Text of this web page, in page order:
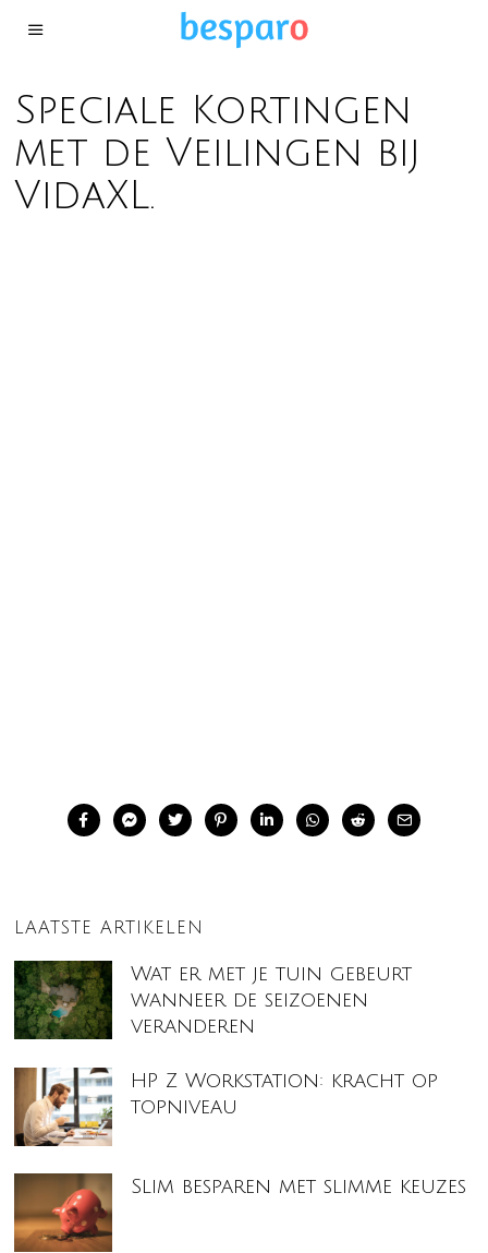
Speciale Kortingen
met de Veilingen bij
VidaXL.
LAATSTE ARTIKELEN
Wat er met je tuin gebeurt
wanneer de seizoenen
veranderen
HP Z Workstation: kracht op
topniveau
Slim besparen met slimme keuzes